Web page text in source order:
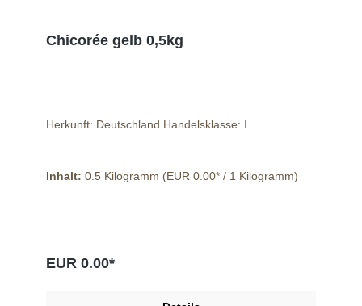
Chicorée gelb 0,5kg
Herkunft: Deutschland Handelsklasse: I
Inhalt: 0.5 Kilogramm (EUR 0.00* / 1 Kilogramm)
EUR 0.00*